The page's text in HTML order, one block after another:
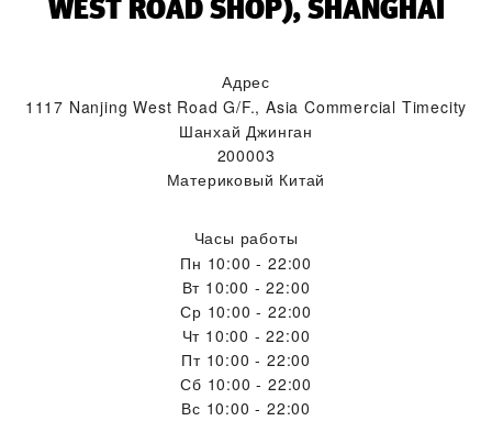
WEST ROAD SHOP), SHANGHAI‬
Адрес
1117 Nanjing West Road G/F., Asia Commercial Timecity
Шанхай Джинган
200003
Материковый Китай
Часы работы
Пн 10:00 - 22:00
Вт 10:00 - 22:00
Ср 10:00 - 22:00
Чт 10:00 - 22:00
Пт 10:00 - 22:00
Сб 10:00 - 22:00
Вс 10:00 - 22:00